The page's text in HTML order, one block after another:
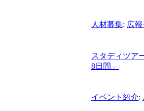
人材募集: 広
スタディツア
8日間」
イベント紹介: